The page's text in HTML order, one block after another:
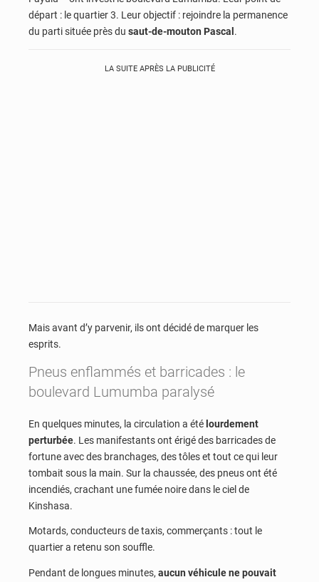
départ : le quartier 3. Leur objectif : rejoindre la permanence
du parti située près du saut-de-mouton Pascal .
LA SUITE APRÈS LA PUBLICITÉ
Mais avant d’y parvenir, ils ont décidé de marquer les
esprits.
Pneus enflammés et barricades : le
boulevard Lumumba paralysé
En quelques minutes, la circulation a étélourdement
perturbée. Les manifestants ont érigé des barricades de
fortune avec des branchages, des tôles et tout ce qui leur
tombait sous la main. Sur la chaussée, des pneus ont été
incendiés, crachant une fumée noire dans le ciel de
Kinshasa.
Motards, conducteurs de taxis, commerçants : tout le
quartier a retenu son souffle.
Pendant de longues minutes, aucun véhicule ne pouvait